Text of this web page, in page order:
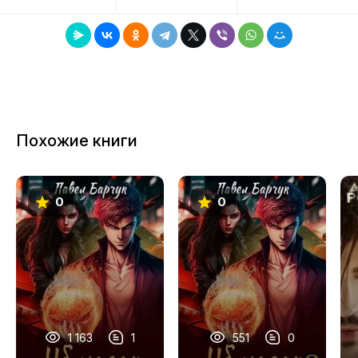
12
13
14
15
16
17
18
Похожие книги
0
1 163 1
0
551 0